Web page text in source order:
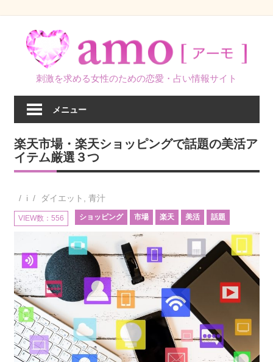
刺激を求める女性のための恋愛・占い情報サイト
メニュー
楽天市場・楽天ショッピングで話題の美活ア
イテム厳選３つ
i ダイエット 青汁
VIEW数：556 ショッピング 市場 楽天 美活 話題